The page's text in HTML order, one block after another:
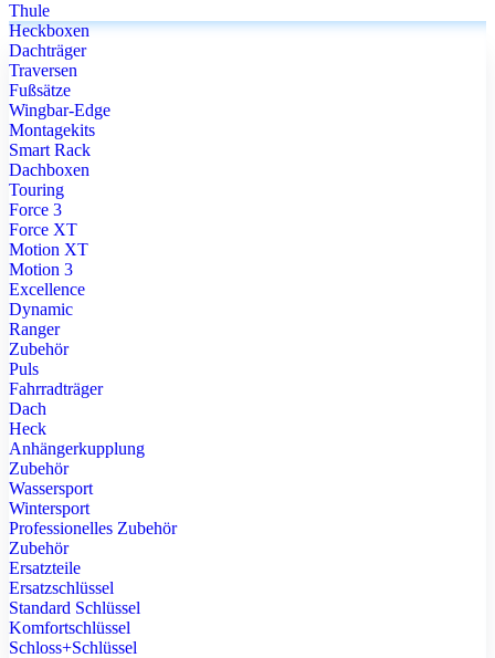
Thule
Heckboxen
Dachträger
Traversen
Fußsätze
Wingbar-Edge
Montagekits
Smart Rack
Dachboxen
Touring
Force 3
Force XT
Motion XT
Motion 3
Excellence
Dynamic
Ranger
Zubehör
Puls
Fahrradträger
Dach
Heck
Anhängerkupplung
Zubehör
Wassersport
Wintersport
Professionelles Zubehör
Zubehör
Ersatzteile
Ersatzschlüssel
Standard Schlüssel
Komfortschlüssel
Schloss+Schlüssel